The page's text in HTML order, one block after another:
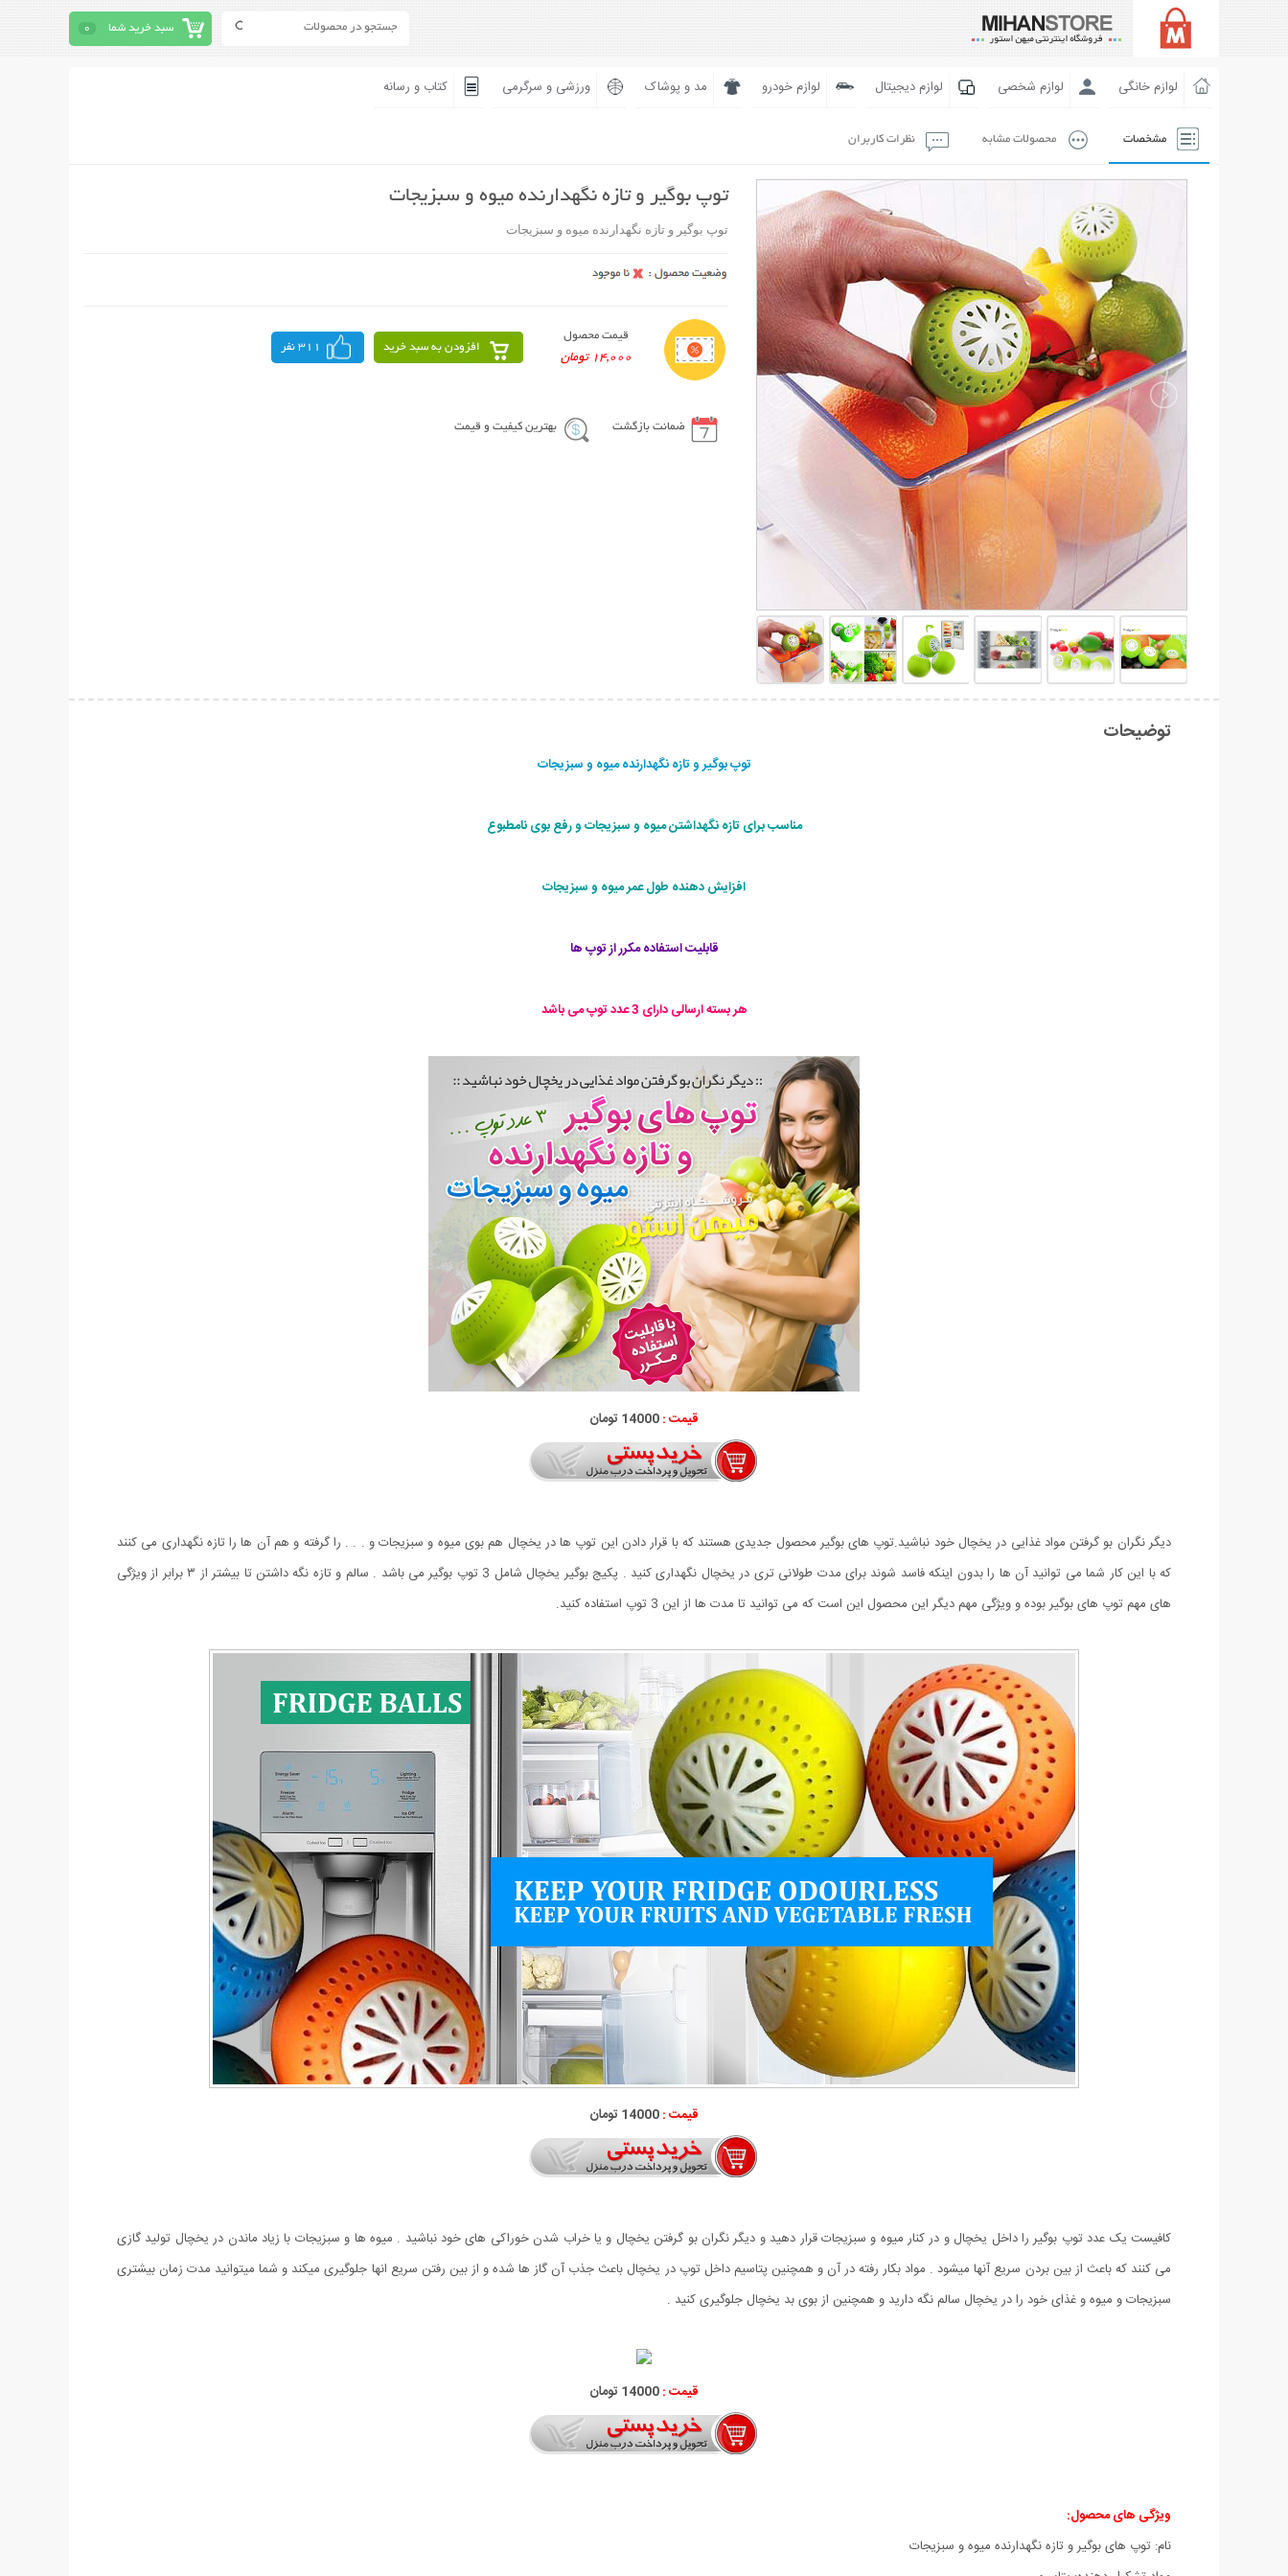
سبد خرید شما 0
لوازم خانگی لوازم شخصی لوازم دیجیتال لوازم خودرو مد و پوشاک ورزشی و سرگرمی کتاب و رسانه
مشخصات محصولات مشابه نظرات کاربران
توپ بوگیر و تازه نگهدارنده میوه و سبزیجات
توپ بوگیر و تازه نگهدارنده میوه و سبزیجات
قیمت محصول
14,000 تومان
افزودن به سبد خرید 311 نفر
ضمانت بازگشت بهترین کیفیت و قیمت
توضیحات
توپ بوگیر و تازه نگهدارنده میوه و سبزیجات
مناسب برای تازه نگهداشتن میوه و سبزیجات و رفع بوی نامطبوع
افزایش دهنده طول عمر میوه و سبزیجات
قابلیت استفاده مکرر از توپ ها
هر بسته ارسالی دارای 3 عدد توپ می باشد
قیمت :14000 تومان
دیگر نگران بو گرفتن مواد غذایی در یخچال خود نباشید.توپ های بوگیر محصول جدیدی هستند که با قرار دادن این توپ ها در یخچال هم بوی میوه و سبزیجات و . . . را گرفته و هم آن ها را تازه نگهداری می کنند
که با این کار شما می توانید آن ها را بدون اینکه فاسد شوند برای مدت طولانی تری در یخچال نگهداری کنید . پکیج بوگیر یخچال شامل 3 توپ بوگیر می باشد . سالم و تازه نگه داشتن تا بیشتر از ۳ برابر از ویژگی
های مهم توپ های بوگیر بوده و ویژگی مهم دیگر این محصول این است که می توانید تا مدت ها از این 3 توپ استفاده کنید.
قیمت :14000 تومان
کافیست یک عدد توپ بوگیر را داخل یخچال و در کنار میوه و سبزیجات قرار دهید و دیگر نگران بو گرفتن یخچال و یا خراب شدن خوراکی های خود نباشید . میوه ها و سبزیجات با زیاد ماندن در یخچال تولید گازی
می کنند که باعث از بین بردن سریع آنها میشود . مواد بکار رفته در آن و همچنین پتاسیم داخل توپ در یخچال باعث جذب آن گاز ها شده و از بین رفتن سریع انها جلوگیری میکند و شما میتوانید مدت زمان بیشتری
سبزیجات و میوه و غذای خود را در یخچال سالم نگه دارید و همچنین از بوی بد یخچال جلوگیری کنید .
قیمت :14000 تومان
ویژگی های محصول:
نام: توپ های بوگیر و تازه نگهدارنده میوه و سبزیجات